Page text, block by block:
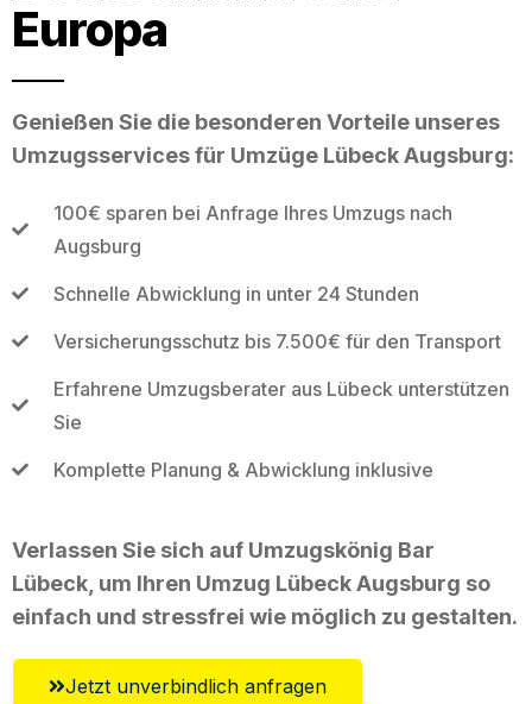
Europa
Genießen Sie die besonderen Vorteile unseres
Umzugsservices für Umzüge Lübeck Augsburg:
100€ sparen bei Anfrage Ihres Umzugs nach
Augsburg
Schnelle Abwicklung in unter 24 Stunden
Versicherungsschutz bis 7.500€ für den Transport
Erfahrene Umzugsberater aus Lübeck unterstützen
Sie
Komplette Planung & Abwicklung inklusive
Verlassen Sie sich auf Umzugskönig Bar
Lübeck, um Ihren Umzug Lübeck Augsburg so
einfach und stressfrei wie möglich zu gestalten.
Jetzt unverbindlich anfragen